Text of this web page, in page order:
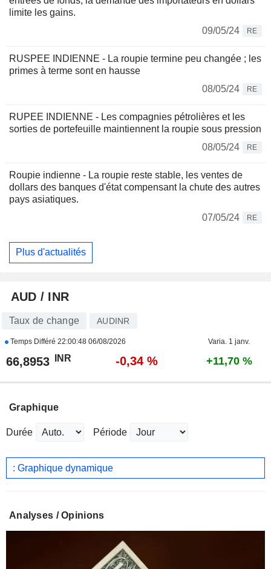
limite les gains.
09/05/24
RE
RUSPEE INDIENNE - La roupie termine peu changée ; les
primes à terme sont en hausse
08/05/24
RE
RUPEE INDIENNE - Les compagnies pétrolières et les
sorties de portefeuille maintiennent la roupie sous pression
08/05/24
RE
Roupie indienne - La roupie reste stable, les ventes de
dollars des banques d'état compensant la chute des autres
pays asiatiques.
07/05/24
RE
Plus d'actualités
AUD / INR
Taux de change AUDINR
Temps Différé 22:00:48 06/08/2026 Varia. 1 janv.
66,8953 INR -0,34 % +11,70 %
Graphique
Durée Période
: Graphique dynamique
Analyses / Opinions